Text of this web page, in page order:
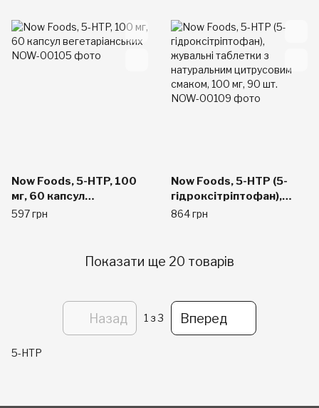
Now Foods, 5-HTP, 100
мг, 60 капсул
вегетаріанських
597 грн
Now Foods, 5-HTP (5-
гідроксітріптофан),
жувальні таблетки з
100 мг, 90 шт.
864 грн
Показати ще 20 товарів
Назад 1 з 3 Вперед
5-HTP